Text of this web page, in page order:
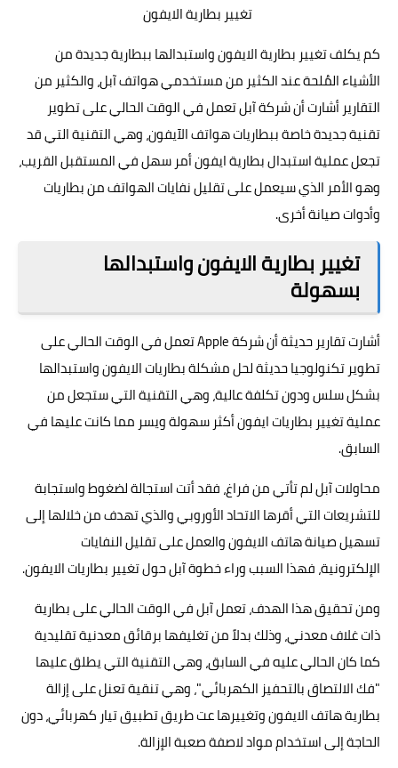
تغيير بطارية الايفون
كم يكلف تغيير بطارية الايفون واستبدالها ببطارية جديدة من
الأشياء المُلحة عند الكثير من مستخدمي هواتف آبل، والكثير من
التقارير أشارت أن شركة آبل تعمل في الوقت الحالي على تطوير
تقنية جديدة خاصة ببطاريات هواتف الآيفون، وهي التقنية التي قد
تجعل عملية استبدال بطارية ايفون أمر سهل في المستقبل القريب،
وهو الأمر الذي سيعمل على تقليل نفايات الهواتف من بطاريات
وأدوات صيانة أخرى.
تغيير بطارية الايفون واستبدالها
بسهولة
أشارت تقارير حديثة أن شركة Apple تعمل في الوقت الحالي على
تطوير تكنولوجيا حديثة لحل مشكلة بطاريات الايفون واستبدالها
بشكل سلس ودون تكلفة عالية، وهي التقنية التي ستجعل من
عملية تغيير بطاريات ايفون أكثر سهولة ويسر مما كانت عليها في
السابق.
محاولات آبل لم تأتي من فراغ، فقد أتت استجالة لضغوط واستجابة
للتشريعات التي أقرها الاتحاد الأوروبي والذي تهدف من خلالها إلى
تسهيل صيانة هاتف الايفون والعمل على تقليل النفايات
الإلكترونية، فهذا السبب وراء خطوة آبل حول تغيير بطاريات الايفون.
ومن تحقيق هذا الهدف، تعمل آبل في الوقت الحالي على بطارية
ذات غلاف معدني، وذلك بدلاً من تغليفها برقائق معدنية تقليدية
كما كان الحالي عليه في السابق، وهي التقنية التي يطلق عليها
"فك الالتصاق بالتحفيز الكهربائي"، وهي تنقية تعنل على إزالة
بطارية هاتفالايفونوتغييرها عت طريق تطبيق تيار كهربائي، دون
الحاجة إلى استخدام مواد لاصفة صعبة الإزالة.